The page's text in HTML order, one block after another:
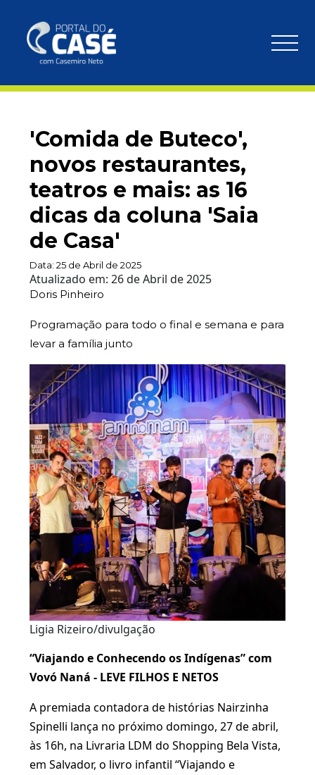
'Comida de Buteco',
novos restaurantes,
teatros e mais: as 16
dicas da coluna 'Saia
de Casa'
Data: 25 de Abril de 2025
Atualizado em: 26 de Abril de 2025
Doris Pinheiro
Programação para todo o final e semana e para
levar a família junto
Ligia Rizeiro/divulgação
“Viajando e Conhecendo os Indígenas” com
Vovó Naná - LEVE FILHOS E NETOS
A premiada contadora de histórias Nairzinha
Spinelli lança no próximo domingo, 27 de abril,
às 16h, na Livraria LDM do Shopping Bela Vista,
em Salvador, o livro infantil “Viajando e